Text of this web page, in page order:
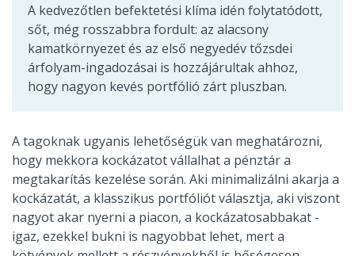
A kedvezőtlen befektetési klíma idén folytatódott,
sőt, még rosszabbra fordult: az alacsony
kamatkörnyezet és az első negyedév tőzsdei
árfolyam-ingadozásai is hozzájárultak ahhoz,
hogy nagyon kevés portfólió zárt pluszban.
A tagoknak ugyanis lehetőségük van meghatározni,
hogy mekkora kockázatot vállalhat a pénztár a
megtakarítás kezelése során. Aki minimalizálni akarja a
kockázatát, a klasszikus portfóliót választja, aki viszont
nagyot akar nyerni a piacon, a kockázatosabbakat -
igaz, ezekkel bukni is nagyobbat lehet, mert a